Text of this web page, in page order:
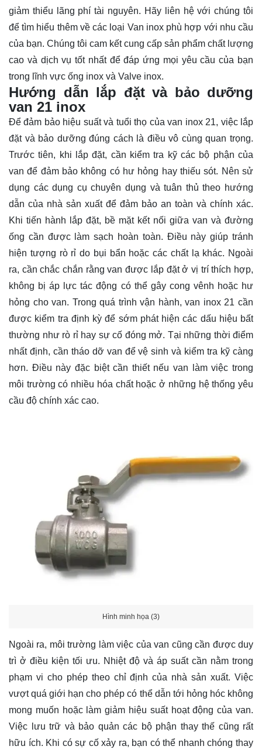
giảm thiểu lãng phí tài nguyên. Hãy
liên hệvới chúng tôi
để tìm hiểu thêm về các loại Van inox phù hợp với nhu cầu
của bạn. Chúng tôi cam kết cung cấp sản phẩm chất lượng
cao và dịch vụ tốt nhất để đáp ứng mọi yêu cầu của bạn
trong lĩnh vực ống inox và Valve inox.
Hướng dẫn lắp đặt và bảo dưỡng
van 21 inox
Để đảm bảo hiệu suất và tuổi thọ của van inox 21, việc lắp
đặt và bảo dưỡng đúng cách là điều vô cùng quan trọng.
Trước tiên, khi lắp đặt, cần kiểm tra kỹ các bộ phận của
van để đảm bảo không có hư hỏng hay thiếu sót. Nên sử
dụng các dụng cụ chuyên dụng và tuân thủ theo hướng
dẫn của nhà sản xuất để đảm bảo an toàn và chính xác.
Khi tiến hành lắp đặt, bề mặt kết nối giữa van và đường
ống cần được làm sạch hoàn toàn. Điều này giúp tránh
hiện tượng rò rỉ do bụi bẩn hoặc các chất lạ khác. Ngoài
ra, cần chắc chắn rằng van được lắp đặt ở vị trí thích hợp,
không bị áp lực tác động có thể gây cong vênh hoặc hư
hỏng cho van. Trong quá trình vận hành, van inox 21 cần
được kiểm tra định kỳ để sớm phát hiện các dấu hiệu bất
thường như rò rỉ hay sự cố đóng mở. Tại những thời điểm
nhất định, cần tháo dỡ van để vệ sinh và kiểm tra kỹ càng
hơn. Điều này đặc biệt cần thiết nếu van làm việc trong
môi trường có nhiều hóa chất hoặc ở những hệ thống yêu
cầu độ chính xác cao.
Hình minh họa (3)
Ngoài ra, môi trường làm việc của van cũng cần được duy
trì ở điều kiện tối ưu. Nhiệt độ và áp suất cần nằm trong
phạm vi cho phép theo chỉ định của nhà sản xuất. Việc
vượt quá giới hạn cho phép có thể dẫn tới hỏng hóc không
mong muốn hoặc làm giảm hiệu suất hoạt động của van.
Việc lưu trữ và bảo quản các bộ phận thay thế cũng rất
hữu ích. Khi có sự cố xảy ra, bạn có thể nhanh chóng thay